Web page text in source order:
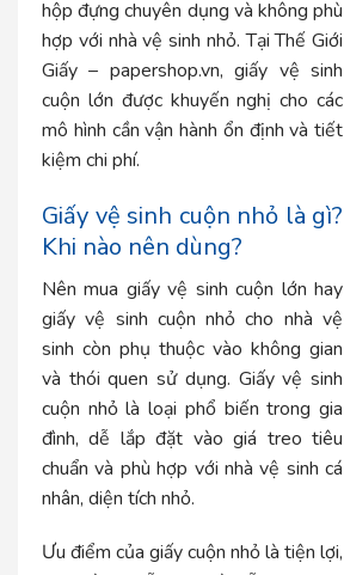
hộp đựng chuyên dụng và không phù
hợp với nhà vệ sinh nhỏ. Tại Thế Giới
Giấy – papershop.vn, giấy vệ sinh
cuộn lớn được khuyến nghị cho các
mô hình cần vận hành ổn định và tiết
kiệm chi phí.
Giấy vệ sinh cuộn nhỏ là gì?
Khi nào nên dùng?
Nên mua giấy vệ sinh cuộn lớn hay
giấy vệ sinh cuộn nhỏ cho nhà vệ
sinh còn phụ thuộc vào không gian
và thói quen sử dụng. Giấy vệ sinh
cuộn nhỏ là loại phổ biến trong gia
đình, dễ lắp đặt vào giá treo tiêu
chuẩn và phù hợp với nhà vệ sinh cá
nhân, diện tích nhỏ.
Ưu điểm của giấy cuộn nhỏ là tiện lợi,